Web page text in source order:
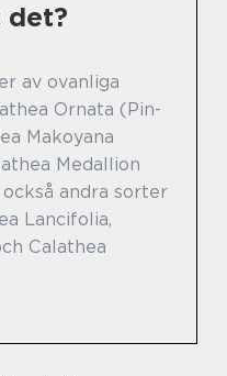
det?
av ovanliga
Ornata (Pin-
Makoyana
Medallion
andra sorter
Lancifolia,
Calathea